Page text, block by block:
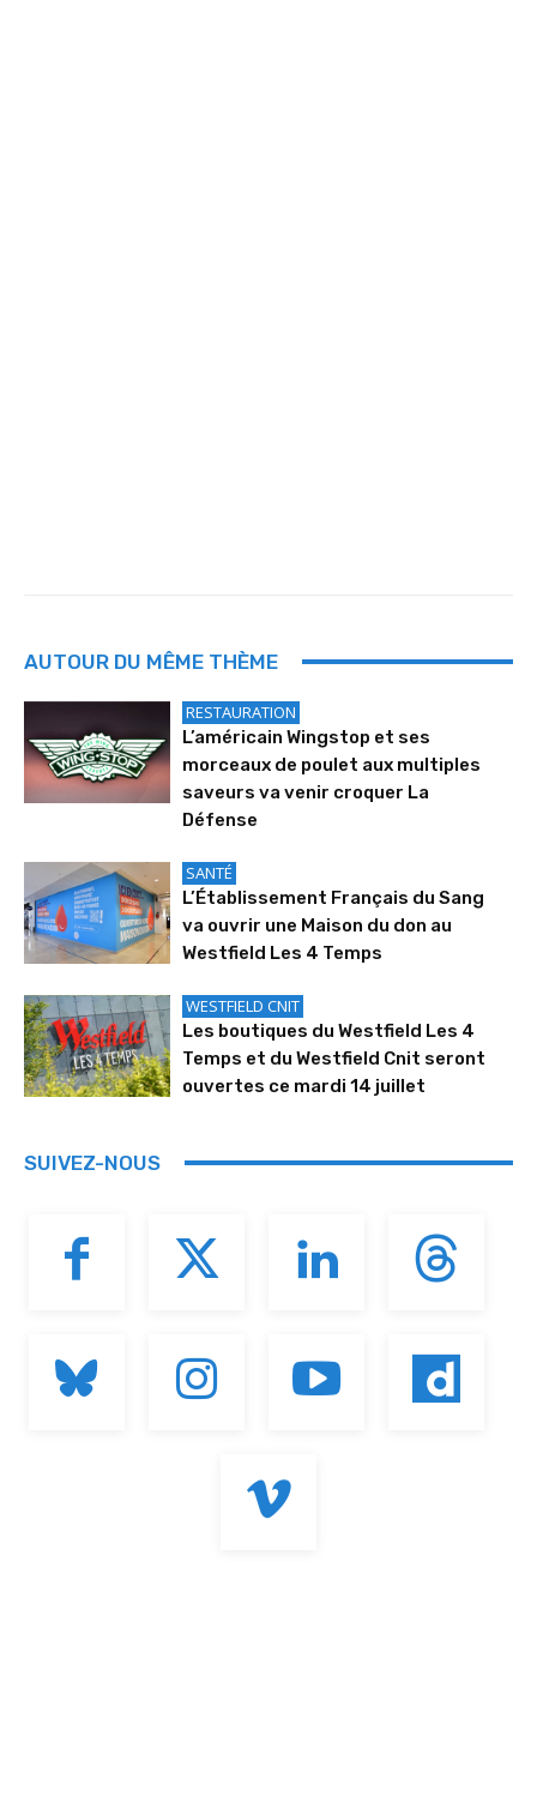
AUTOUR DU MÊME THÈME
RESTAURATION
L’américain Wingstop et ses
morceaux de poulet aux multiples
saveurs va venir croquer La
Défense
SANTÉ
L’Établissement Français du Sang
va ouvrir une Maison du don au
Westfield Les 4 Temps
WESTFIELD CNIT
Les boutiques du Westfield Les 4
Temps et du Westfield Cnit seront
ouvertes ce mardi 14 juillet
SUIVEZ-NOUS